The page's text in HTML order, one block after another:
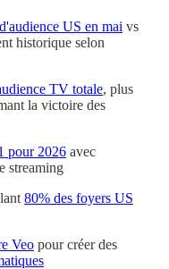
US en mai vs
historique selon
TV totale, plus
la victoire des
pour 2026 avec
streaming
80% des foyers US
Veo pour créer des